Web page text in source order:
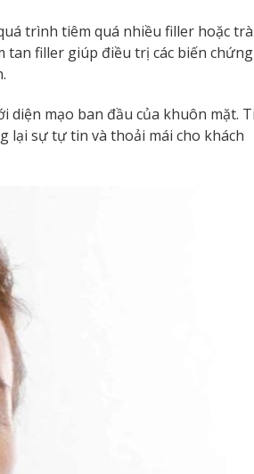
trình tiêm quá nhiều filler hoặc
filler giúp điều trị các biến
diện mạo ban đầu của khuôn mặt.
lại sự tự tin và thoải mái cho khách